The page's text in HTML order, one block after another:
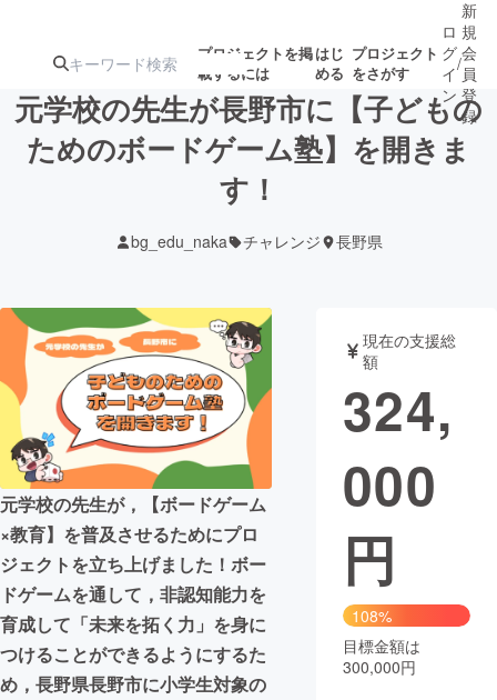
プロジェクトを掲
載するには
はじ
める
プロジェクト
をさがす
注目の新着プロ
テクノロジー・ガジェット
映像・映画 書籍・雑誌
ビジネス・起業 チャレンジ
まちづくり・地域活性化
CAMPFIRE for Social Good
CAMPFIRE Creation
CAMPFIREふるさと納税
コミュニティ
ロ
グ
イ
ン
/
新
規
会
員
登
録
元学校の先生が長野市に【子どもの
ためのボードゲーム塾】を開きま
す！
bg_edu_naka チャレンジ 長野県
元学校の先生が，【ボードゲーム
×教育】を普及させるためにプロ
ジェクトを立ち上げました！ボー
ドゲームを通して，非認知能力を
育成して「未来を拓く力」を身に
つけることができるようにするた
め，長野県長野市に小学生対象の
現在の支援総
額
324,
000
円
108%
目標金額は
300,000円